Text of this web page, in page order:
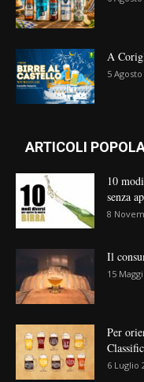
A
5
ARTICOLI
10
senza
8
Il
15
Per
6 Luglio